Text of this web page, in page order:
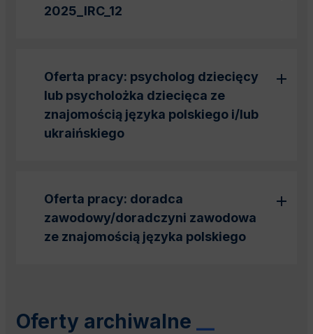
2025_IRC_12
Oferta pracy: psycholog dziecięcy
lub psycholożka dziecięca ze
znajomością języka polskiego i/lub
ukraińskiego
Oferta pracy: doradca
zawodowy/doradczyni zawodowa
ze znajomością języka polskiego
Oferty archiwalne